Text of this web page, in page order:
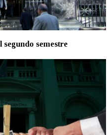
segundo semestre